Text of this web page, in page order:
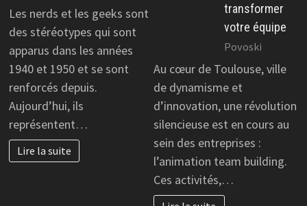
Les nerds et les geeks sont
des stéréotypes qui sont
apparus dans les années
1940 et 1950 et se sont
renforcés depuis.
Aujourd’hui, ils
représentent…
Lire la suite
transformer
votre équipe
Povoski
Au cœur de Toulouse, ville
de dynamisme et
d’innovation, une révolution
silencieuse est en cours au
sein des entreprises :
l’animation team building.
Ces activités,…